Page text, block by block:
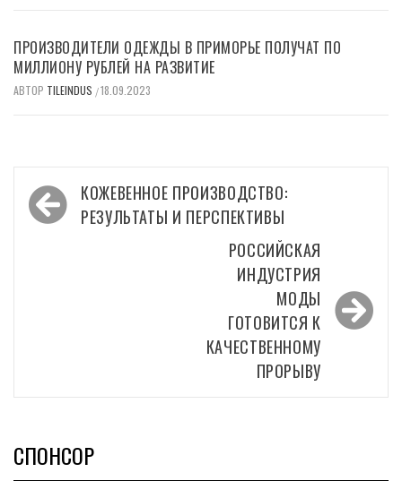
ПРОИЗВОДИТЕЛИ ОДЕЖДЫ В ПРИМОРЬЕ ПОЛУЧАТ ПО
МИЛЛИОНУ РУБЛЕЙ НА РАЗВИТИЕ
АВТОР TILEINDUS /18.09.2023
Навигация
по
КОЖЕВЕННОЕ ПРОИЗВОДСТВО:
РЕЗУЛЬТАТЫ И ПЕРСПЕКТИВЫ
РОССИЙСКАЯ
ИНДУСТРИЯ
МОДЫ
ГОТОВИТСЯ К
КАЧЕСТВЕННОМУ
ПРОРЫВУ
СПОНСОР